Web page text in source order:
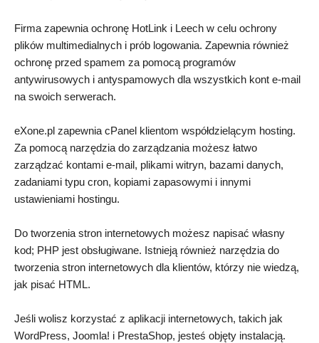
Firma zapewnia ochronę HotLink i Leech w celu ochrony
plików multimedialnych i prób logowania. Zapewnia również
ochronę przed spamem za pomocą programów
antywirusowych i antyspamowych dla wszystkich kont e-mail
na swoich serwerach.
eXone.pl zapewnia cPanel klientom współdzielącym hosting.
Za pomocą narzędzia do zarządzania możesz łatwo
zarządzać kontami e-mail, plikami witryn, bazami danych,
zadaniami typu cron, kopiami zapasowymi i innymi
ustawieniami hostingu.
Do tworzenia stron internetowych możesz napisać własny
kod; PHP jest obsługiwane. Istnieją również narzędzia do
tworzenia stron internetowych dla klientów, którzy nie wiedzą,
jak pisać HTML.
Jeśli wolisz korzystać z aplikacji internetowych, takich jak
WordPress, Joomla! i PrestaShop, jesteś objęty instalacją.